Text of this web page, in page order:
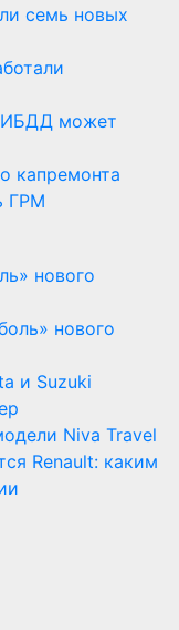
семь новых
может
капремонта
ГРМ
нового
нового
и Suzuki
Niva Travel
Renault: каким